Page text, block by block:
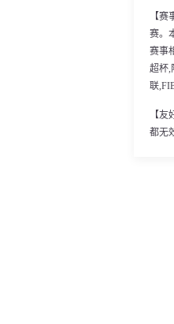
【
赛。
赛事
超杯,
联
【
都无